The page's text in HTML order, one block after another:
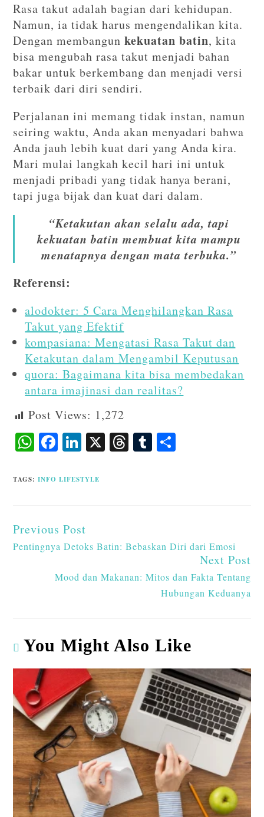
Rasa takut adalah bagian dari kehidupan.
Namun, ia tidak harus mengendalikan kita.
Dengan membangunkekuatan batin, kita
bisa mengubah rasa takut menjadi bahan
bakar untuk berkembang dan menjadi versi
terbaik dari diri sendiri.
Perjalanan ini memang tidak instan, namun
seiring waktu, Anda akan menyadari bahwa
Anda jauh lebih kuat dari yang Anda kira.
Mari mulai langkah kecil hari ini untuk
menjadi pribadi yang tidak hanya berani,
tapi juga bijak dan kuat dari dalam.
“Ketakutan akan selalu ada, tapi
kekuatan batin membuat kita mampu
menatapnya dengan mata terbuka.”
Referensi:
alodokter: 5 Cara Menghilangkan Rasa
Takut yang Efektif
kompasiana: Mengatasi Rasa Takut dan
Ketakutan dalam Mengambil Keputusan
quora: Bagaimana kita bisa membedakan
antara imajinasi dan realitas?
Post Views: 1,272
W
ts
p
F
eb
k
Li
ke
X T T
TAGS:INFO LIFESTYLE
Previous Post
Pentingnya Detoks Batin: Bebaskan Diri dari Emosi
Next Post
Mood dan Makanan: Mitos dan Fakta Tentang
Hubungan Keduanya
You Might Also Like